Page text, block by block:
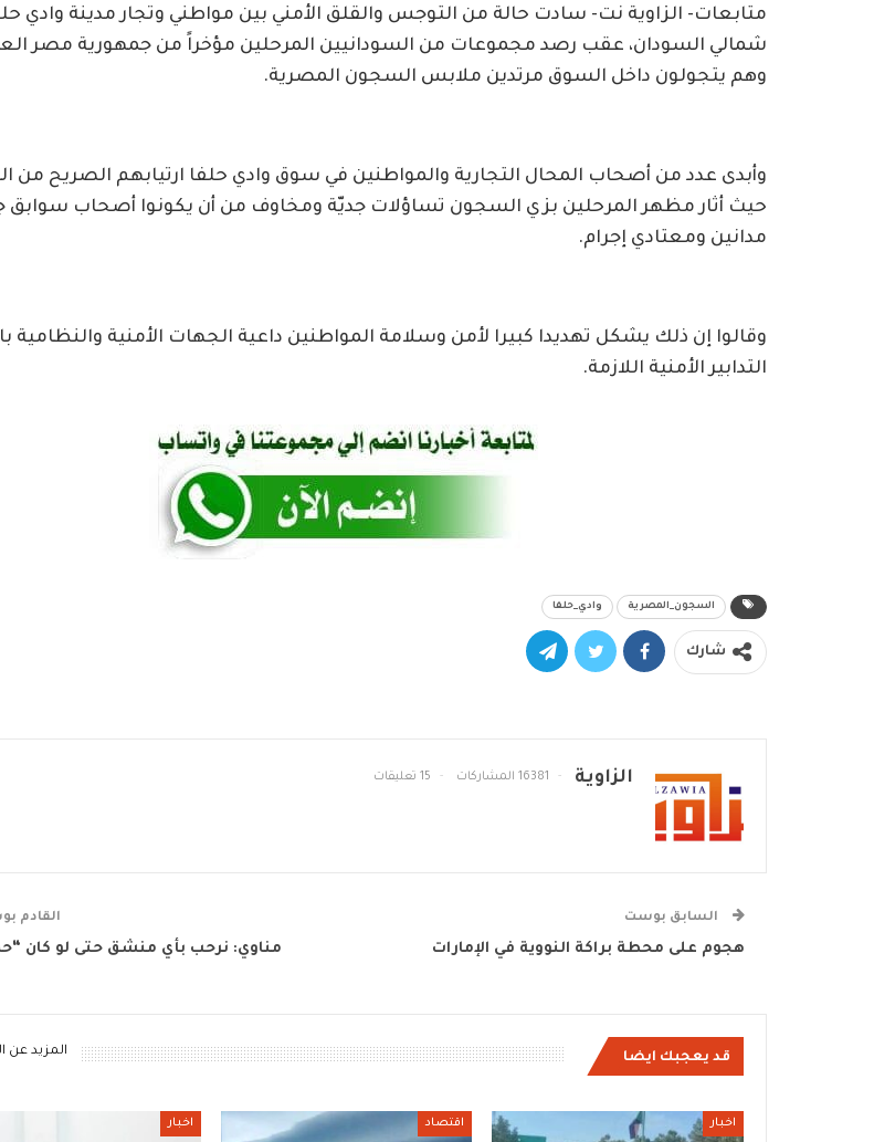
متابعات- الزاوية نت- سادت حالة من التوجس والقلق الأمني بين مواطني وتجار مدينة وادي
شمالي السودان، عقب رصد مجموعات من السودانيين المرحلين مؤخراً من جمهورية مصر
وهم يتجولون داخل السوق مرتدين ملابس السجون المصرية.
و​​أبدى عدد من أصحاب المحال التجارية والمواطنين في سوق وادي حلفا ارتيابهم الصريح من
حيث أثار مظهر المرحلين بزي السجون تساؤلات جديّة ومخاوف من أن يكونوا أصحاب سوابق
مدانين ومعتادي إجرام.
وقالوا إن ذلك يشكل تهديدا كبيرا لأمن وسلامة المواطنين داعية الجهات الأمنية والنظامية
التدابير الأمنية اللازمة.
السجون_المصرية وادي_حلفا
شارك
الزاوية 16381 المشاركات 15 تعليقات
السابق بوست
هجوم على محطة براكة النووية في الإمارات
القادم
مناوي: نرحب بأي منشق حتى لو كان
قد يعجبك ايضا المزيد عن
اخبار اقتصاد اخبار